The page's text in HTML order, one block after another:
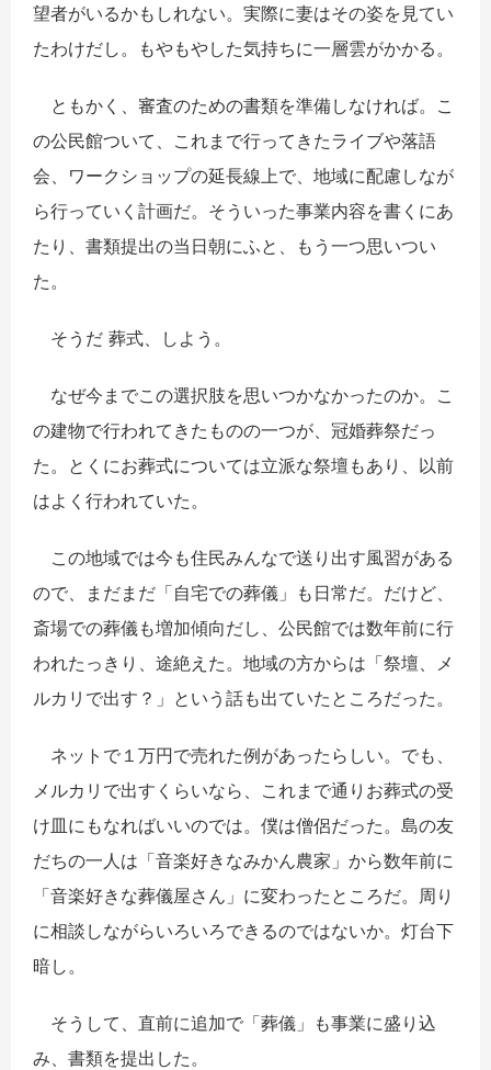
望者がいるかもしれない。実際に妻はその姿を見てい
たわけだし。もやもやした気持ちに一層雲がかかる。
ともかく、審査のための書類を準備しなければ。こ
の公民館ついて、これまで行ってきたライブや落語
会、ワークショップの延長線上で、地域に配慮しなが
ら行っていく計画だ。そういった事業内容を書くにあ
たり、書類提出の当日朝にふと、もう一つ思いつい
た。
そうだ 葬式、しよう。
なぜ今までこの選択肢を思いつかなかったのか。こ
の建物で行われてきたものの一つが、冠婚葬祭だっ
た。とくにお葬式については立派な祭壇もあり、以前
はよく行われていた。
この地域では今も住民みんなで送り出す風習がある
ので、まだまだ「自宅での葬儀」も日常だ。だけど、
斎場での葬儀も増加傾向だし、公民館では数年前に行
われたっきり、途絶えた。地域の方からは「祭壇、メ
ルカリで出す？」という話も出ていたところだった。
ネットで１万円で売れた例があったらしい。でも、
メルカリで出すくらいなら、これまで通りお葬式の受
け皿にもなればいいのでは。僕は僧侶だった。島の友
だちの一人は「音楽好きなみかん農家」から数年前に
「音楽好きな葬儀屋さん」に変わったところだ。周り
に相談しながらいろいろできるのではないか。灯台下
暗し。
そうして、直前に追加で「葬儀」も事業に盛り込
み、書類を提出した。